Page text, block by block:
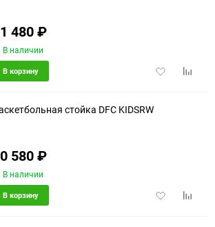
480₽
В наличии
Добавить
В корзину
стойка DFC KIDSRW
580₽
В наличии
Добавить
В корзину